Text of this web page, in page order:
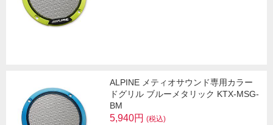
ALPINE メティオサウンド専用カラー
ドグリル ブルーメタリック KTX-MSG-
BM
5,940円 (税込)